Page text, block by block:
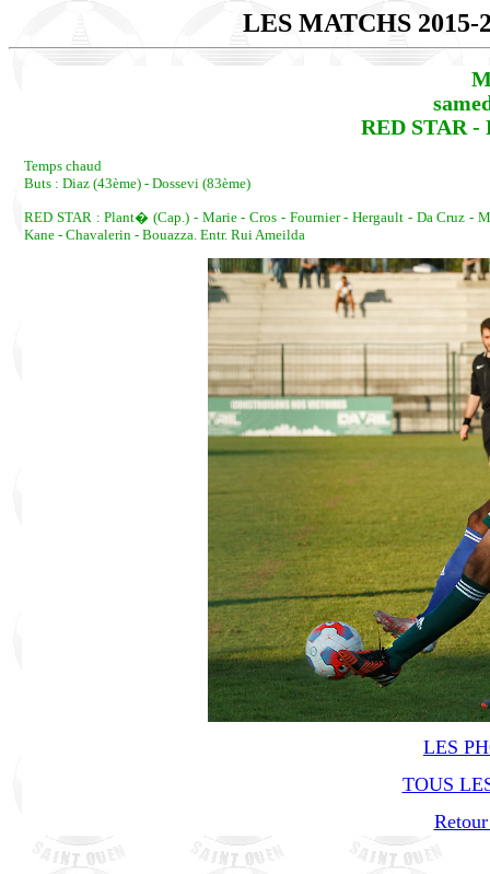
LES MATCHS
RED STAR -
Temps chaud
Buts : Diaz (43ème) - Dossevi (83ème)
RED STAR : Plant� (Cap.) - Marie - Cros - Fournier - Hergault - Da Cruz
Kane - Chavalerin - Bouazza. Entr. Rui Ameilda
LES
TOUS